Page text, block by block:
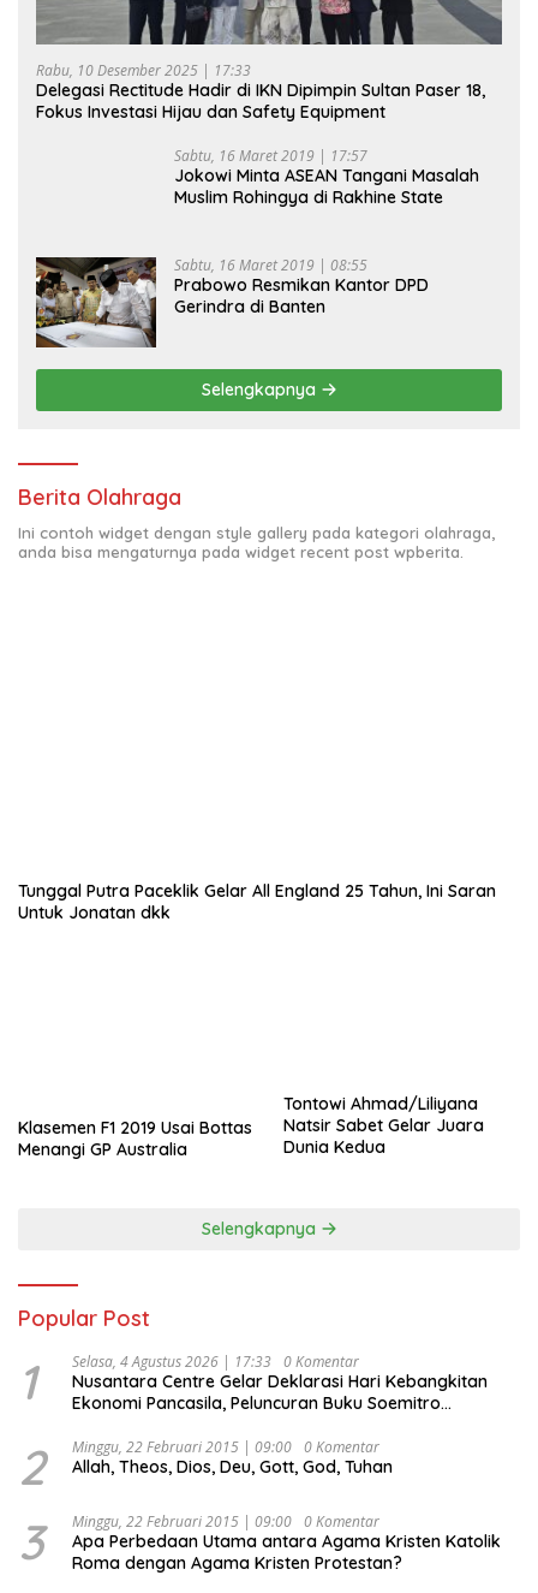
Rabu, 10 Desember 2025 | 17:33
Delegasi Rectitude Hadir di IKN Dipimpin Sultan Paser 18,
Fokus Investasi Hijau dan Safety Equipment
Sabtu, 16 Maret 2019 | 17:57
Jokowi Minta ASEAN Tangani Masalah
Muslim Rohingya di Rakhine State
Sabtu, 16 Maret 2019 | 08:55
Prabowo Resmikan Kantor DPD
Gerindra di Banten
Selengkapnya
Berita Olahraga
Ini contoh widget dengan style gallery pada kategori olahraga,
anda bisa mengaturnya pada widget recent post wpberita.
Tunggal Putra Paceklik Gelar All England 25 Tahun, Ini Saran
Untuk Jonatan dkk
Klasemen F1 2019 Usai Bottas
Menangi GP Australia
Tontowi Ahmad/Liliyana
Natsir Sabet Gelar Juara
Dunia Kedua
Selengkapnya
Popular Post
1 Selasa, 4 Agustus 2026 | 17:33 0 Komentar
Nusantara Centre Gelar Deklarasi Hari Kebangkitan
Ekonomi Pancasila, Peluncuran Buku Soemitro
Ekonomi Politik Indonesia) & Simposium Nasional
“Urgensi Undang-Undang Perekonomian Nasional dan
Indonesia Emas 2045”,
2 Minggu, 22 Februari 2015 | 09:00 0 Komentar
Allah, Theos, Dios, Deu, Gott, God, Tuhan
3 Minggu, 22 Februari 2015 | 09:00 0 Komentar
Apa Perbedaan Utama antara Agama Kristen Katolik
Roma dengan Agama Kristen Protestan?